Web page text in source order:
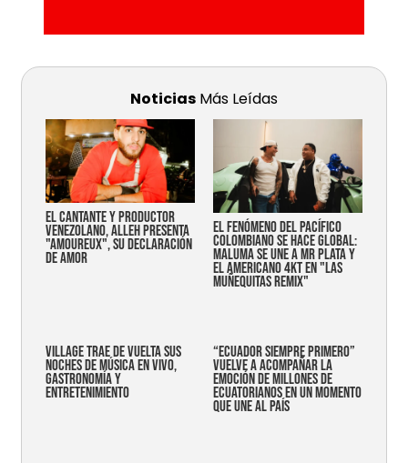
Noticias Más Leídas
EL CANTANTE Y PRODUCTOR
VENEZOLANO, ALLEH PRESENTA
"AMOUREUX", SU DECLARACIÓN
DE AMOR
EL FENÓMENO DEL PACÍFICO
COLOMBIANO SE HACE GLOBAL:
MALUMA SE UNE A MR PLATA Y
EL AMERICANO 4KT EN "LAS
MUÑEQUITAS REMIX"
Village trae de vuelta sus
noches de música en vivo,
gastronomía y
entretenimiento
“Ecuador siempre primero”
vuelve a acompañar la
emoción de millones de
ecuatorianos en un momento
que une al país